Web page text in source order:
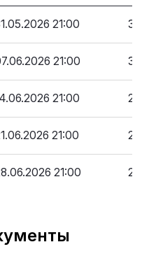
21:00
21:00
21:00
21:00
21:00